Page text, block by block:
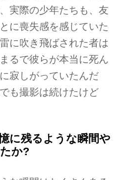
実際の少年たちも、友
に喪失感を感じていた
に吹き飛ばされた者は
るで彼らが本当に死ん
寂しがっていたんだ
も撮影は続けたけど
に残るような瞬間や
か?